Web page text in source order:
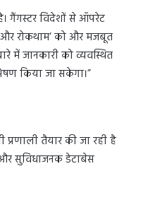
गैंगस्टर विदेशों से ऑपरेट
रोकथाम’ को और मजबूत
में जानकारी को व्यवस्थित
किया जा सकेगा।”
प्रणाली तैयार की जा रही है
सुविधाजनक डेटाबेस